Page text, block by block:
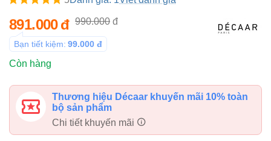
891.000đ 990.000 đ
Bạn tiết kiệm: 99.000 đ
Còn hàng
Thương hiệu Décaar khuyến mãi 10% toàn
bộ sản phẩm
Chi tiết khuyến mãi